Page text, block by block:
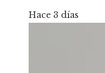
Hace 3 días